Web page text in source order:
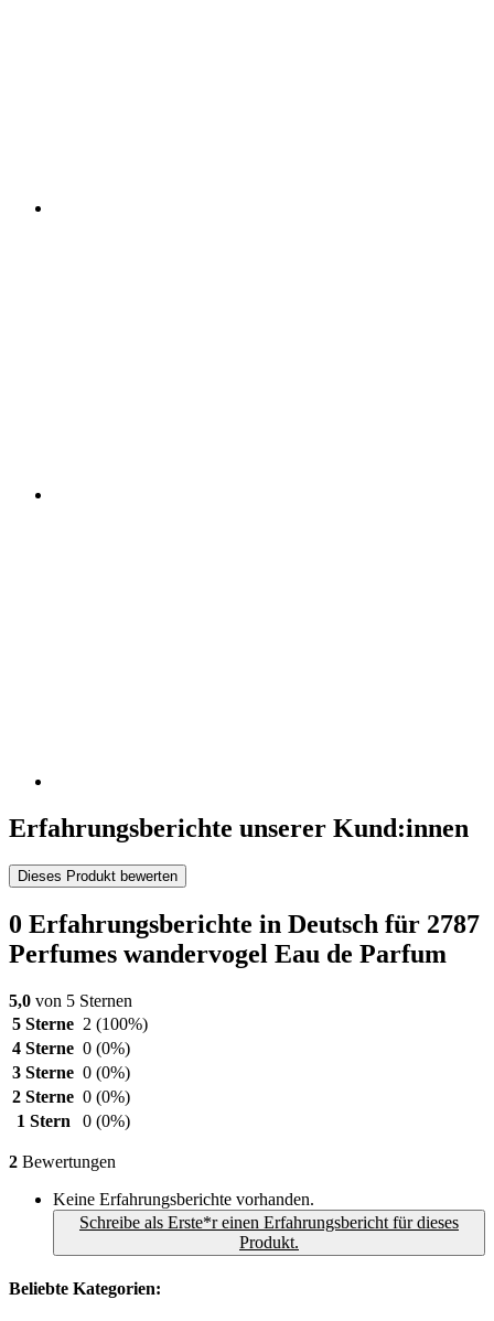
Erfahrungsberichte unserer Kund:innen
Dieses Produkt bewerten
0 Erfahrungsberichte in Deutsch für 2787
Perfumes wandervogel Eau de Parfum
5,0 von 5 Sternen
5 Sterne 2 (100%)
4 Sterne 0 (0%)
3 Sterne 0 (0%)
2 Sterne 0 (0%)
1 Stern
0 (0%)
2 Bewertungen
Keine Erfahrungsberichte vorhanden.
Schreibe als Erste*r einen Erfahrungsbericht für dieses
Produkt.
Beliebte Kategorien: